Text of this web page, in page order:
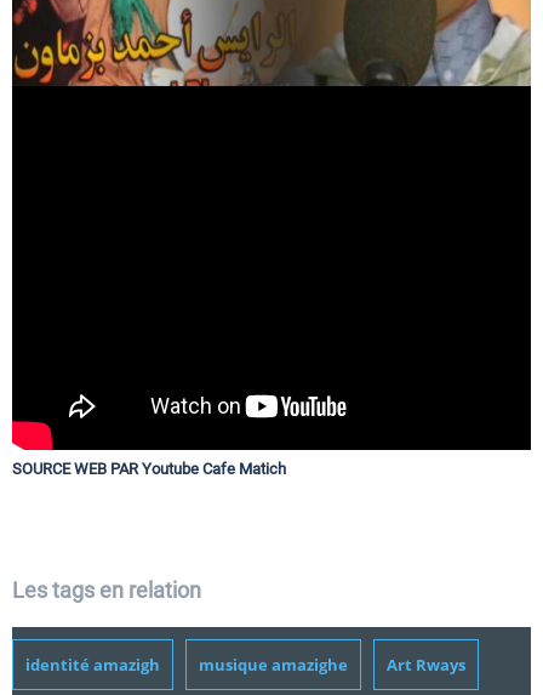
Evenements
SOURCE WEB PAR Youtube Cafe Matich
Les tags en relation
identité amazigh musique amazighe Art Rways